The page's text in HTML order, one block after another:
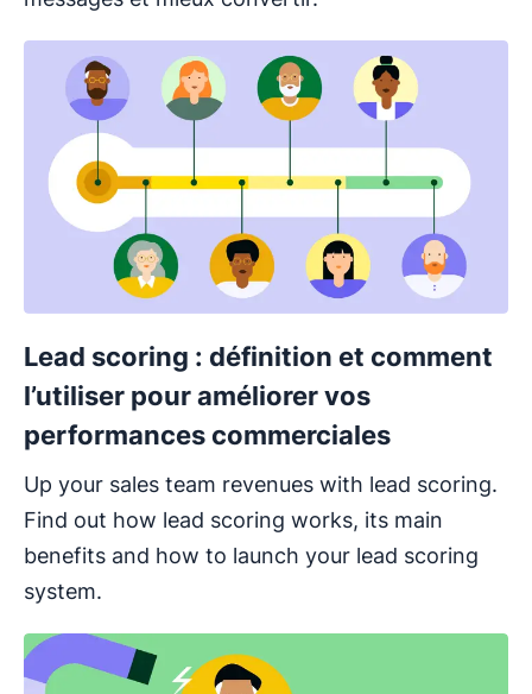
Lead scoring : définition et comment
l’utiliser pour améliorer vos
performances commerciales
Up your sales team revenues with lead scoring.
Find out how lead scoring works, its main
benefits and how to launch your lead scoring
system.